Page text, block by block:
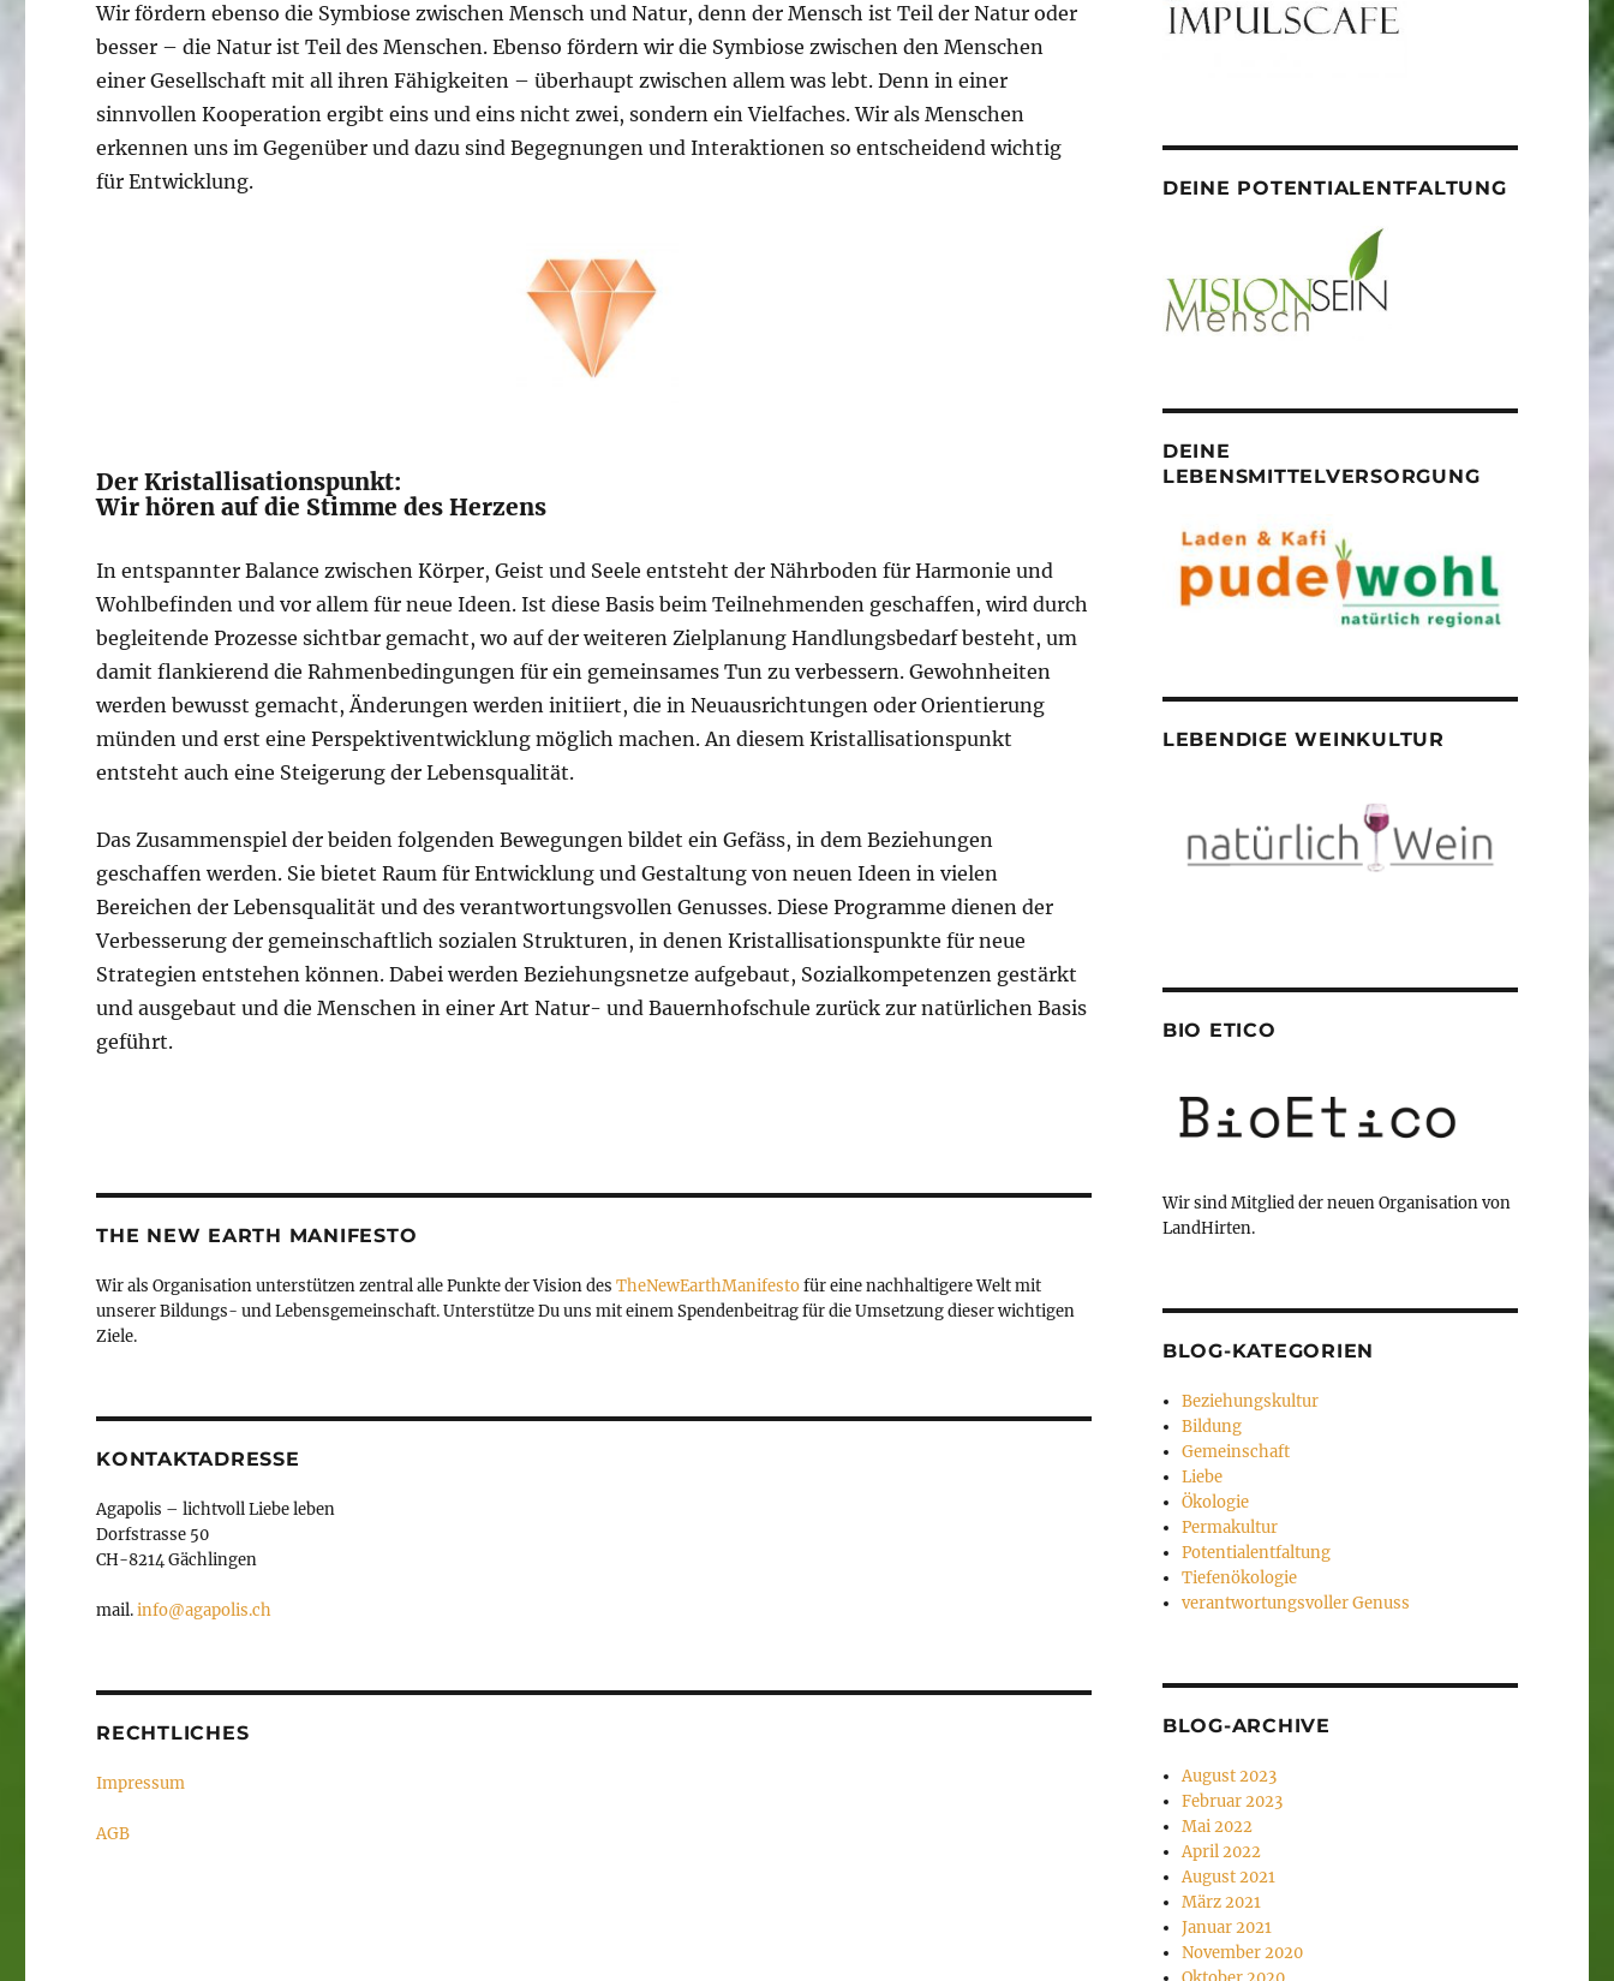
Wir fördern ebenso die Symbiose zwischen Mensch und Natur, denn der Mensch ist Teil der Natur oder
besser – die Natur ist Teil des Menschen. Ebenso fördern wir die Symbiose zwischen den Menschen
einer Gesellschaft mit all ihren Fähigkeiten – überhaupt zwischen allem was lebt. Denn in einer
sinnvollen Kooperation ergibt eins und eins nicht zwei, sondern ein Vielfaches. Wir als Menschen
erkennen uns im Gegenüber und dazu sind Begegnungen und Interaktionen so entscheidend wichtig
für Entwicklung.
Der Kristallisationspunkt:
Wir hören auf die Stimme des Herzens
In entspannter Balance zwischen Körper, Geist und Seele entsteht der Nährboden für Harmonie und
Wohlbefinden und vor allem für neue Ideen. Ist diese Basis beim Teilnehmenden geschaffen, wird durch
begleitende Prozesse sichtbar gemacht, wo auf der weiteren Zielplanung Handlungsbedarf besteht, um
damit flankierend die Rahmenbedingungen für ein gemeinsames Tun zu verbessern. Gewohnheiten
werden bewusst gemacht, Änderungen werden initiiert, die in Neuausrichtungen oder Orientierung
münden und erst eine Perspektiventwicklung möglich machen. An diesem Kristallisationspunkt
entsteht auch eine Steigerung der Lebensqualität.
Das Zusammenspiel der beiden folgenden Bewegungen bildet ein Gefäss, in dem Beziehungen
geschaffen werden. Sie bietet Raum für Entwicklung und Gestaltung von neuen Ideen in vielen
Bereichen der Lebensqualität und des verantwortungsvollen Genusses. Diese Programme dienen der
Verbesserung der gemeinschaftlich sozialen Strukturen, in denen Kristallisationspunkte für neue
Strategien entstehen können. Dabei werden Beziehungsnetze aufgebaut, Sozialkompetenzen gestärkt
und ausgebaut und die Menschen in einer Art Natur- und Bauernhofschule zurück zur natürlichen Basis
geführt.
THE NEW EARTH MANIFESTO
Wir als Organisation unterstützen zentral alle Punkte der Vision desTheNewEarthManifestofür eine nachhaltigere Welt mit
unserer Bildungs- und Lebensgemeinschaft. Unterstütze Du uns mit einem Spendenbeitrag für die Umsetzung dieser wichtigen
Ziele.
KONTAKTADRESSE
Agapolis – lichtvoll Liebe leben
Dorfstrasse 50
CH-8214 Gächlingen
mail.info@agapolis.ch
RECHTLICHES
Impressum
AGB
DEINE POTENTIALENTFALTUNG
DEINE
LEBENSMITTELVERSORGUNG
LEBENDIGE WEINKULTUR
BIO ETICO
Wir sind Mitglied der neuen Organisation von
LandHirten.
BLOG-KATEGORIEN
Beziehungskultur
Bildung
Gemeinschaft
Liebe
Ökologie
Permakultur
Potentialentfaltung
Tiefenökologie
verantwortungsvoller Genuss
BLOG-ARCHIVE
August 2023
Februar 2023
Mai 2022
April 2022
August 2021
März 2021
Januar 2021
November 2020